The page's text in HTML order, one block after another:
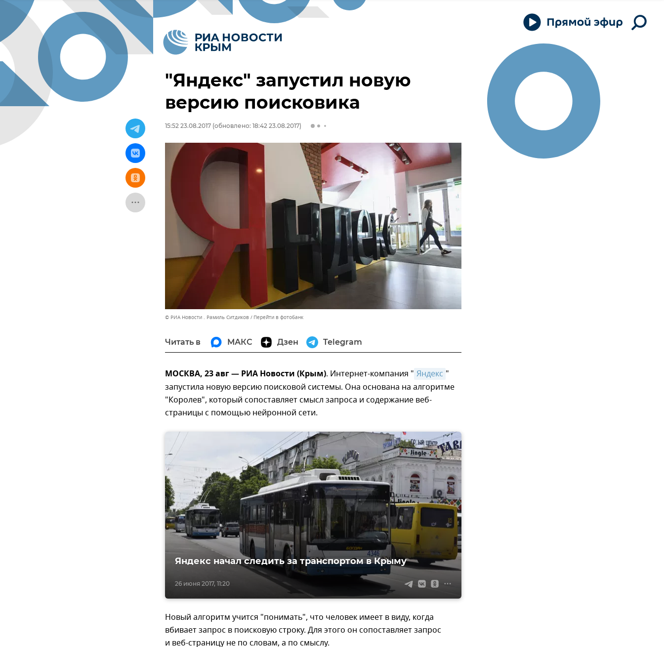
"Яндекс" запустил новую
версию поисковика
15:52 23.08.2017 (обновлено: 18:42 23.08.2017)
© РИА Новости . Рамиль Ситдиков Перейти в фотобанк
Читать в МАКС Дзен Telegram
МОСКВА, 23 авг — РИА Новости (Крым). Интернет-компания " Яндекс "
запустила новую версию поисковой системы. Она основана на алгоритме
"Королев", который сопоставляет смысл запроса и содержание веб-
страницы с помощью нейронной сети.
26 июня 2017, 11:20
Яндекс начал следить за транспортом в Крыму
Новый алгоритм учится "понимать", что человек имеет в виду, когда
вбивает запрос в поисковую строку. Для этого он сопоставляет запрос
и веб-страницу не по словам, а по смыслу.